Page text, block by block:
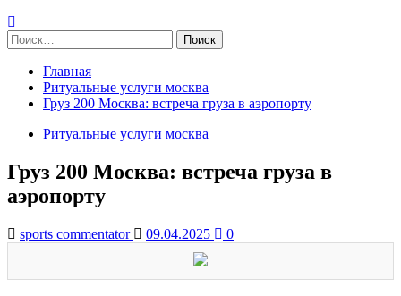
Найти:
Главная
Ритуальные услуги москва
Груз 200 Москва: встреча груза в аэропорту
Ритуальные услуги москва
Груз 200 Москва: встреча груза в
аэропорту
sports commentator 09.04.2025 0